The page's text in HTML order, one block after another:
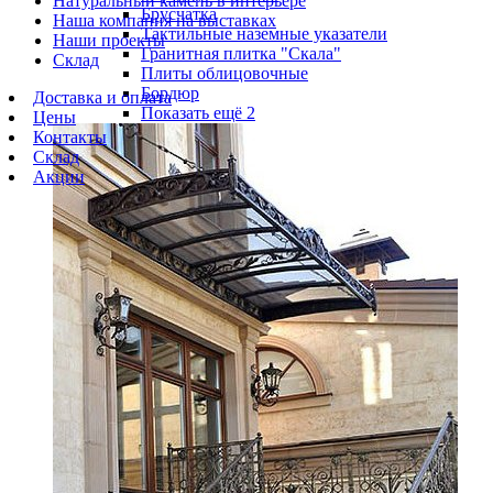
Брусчатка
Тактильные наземные указатели
Гранитная плитка "Скала"
Плиты облицовочные
Бордюр
Показать ещё 2
Наша компания на выставках
Наши проекты
Склад
Доставка и оплата
Цены
Контакты
Склад
Акции